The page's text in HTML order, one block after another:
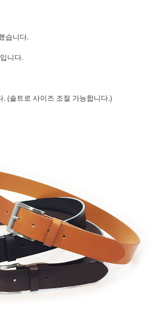
습니다.
니다.
(솔트로 사이즈 조절 가능합니다.)